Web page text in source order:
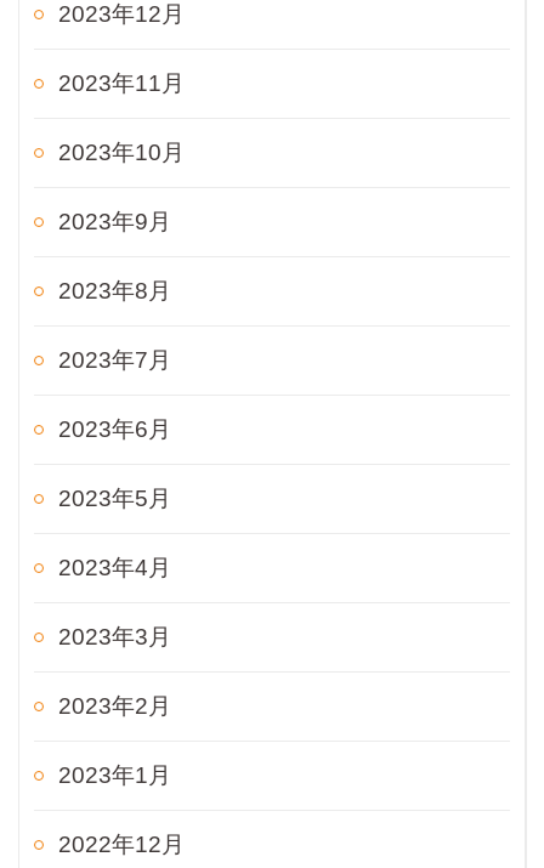
2023年12月
2023年11月
2023年10月
2023年9月
2023年8月
2023年7月
2023年6月
2023年5月
2023年4月
2023年3月
2023年2月
2023年1月
2022年12月